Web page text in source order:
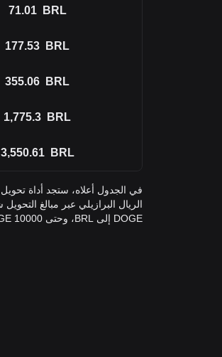
71.01 BRL
177.53 BRL
355.06 BRL
1,775.3 BRL
3,550.61 BRL
DOGE إلى BRL، وحتى 10000 DOGE، مما يوفر رؤية واضحة لقيم كل منها.